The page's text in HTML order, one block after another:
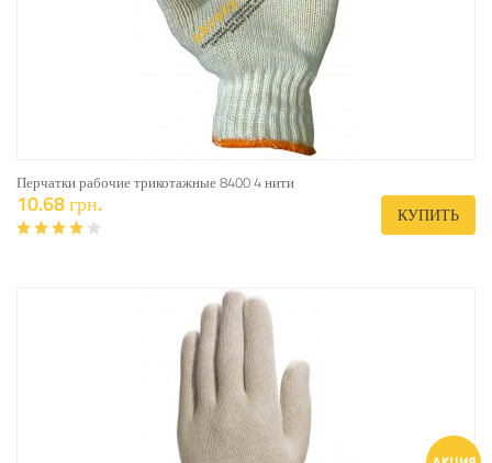
Перчатки рабочие трикотажные 8400 4 нити
10.68 грн. КУПИТЬ